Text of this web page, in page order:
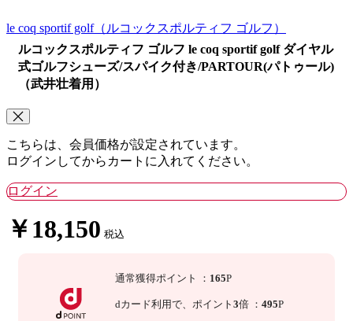
le coq sportif golf（ルコックスポルティフ ゴルフ）
ルコックスポルティフ ゴルフ le coq sportif golf ダイヤル
式ゴルフシューズ/スパイク付き/PARTOUR(パトゥール)
（武井壮着用）
こちらは、会員価格が設定されています。
ログインしてからカートに入れてください。
ログイン
￥18,150 税込
通常獲得ポイント ： 165P
dカード利用で、 ポイント3倍 ：495P